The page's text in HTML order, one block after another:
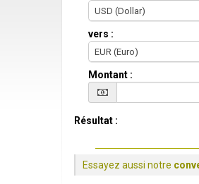
USD (Dollar)
vers :
EUR (Euro)
Montant :
Résultat :
Essayez aussi notre